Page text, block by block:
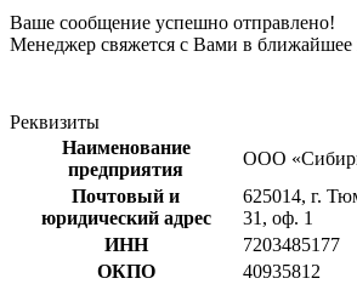
Ваше сообщение успешно отправлено!
Менеджер свяжется с Вами в ближайшее
Реквизиты
Наименование
предприятия
ООО
Почтовый и
юридический адрес
625014, г.
31, оф. 1
ИНН
7203485177
ОКПО
40935812